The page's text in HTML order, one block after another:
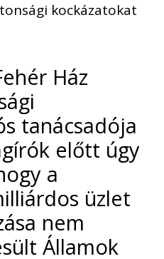
kockázatokat
Ház
tanácsadója
előtt úgy
a
üzlet
nem
Államok